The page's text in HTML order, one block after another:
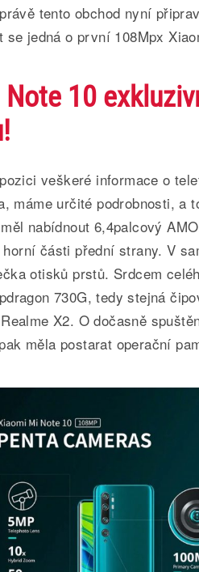
tento obchod nyní
se jedná o první 108Mpx
10
veškeré informace o
máme určité podrobnosti, a
nabídnout 6,4palcový
části přední strany. V
otisků prstů. Srdcem
730G, tedy stejná
X2. O dočasně
měla postarat operační